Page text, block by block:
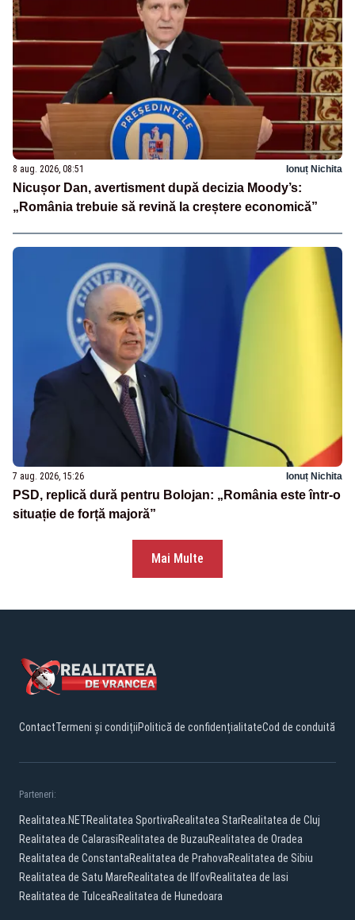
8 aug. 2026, 08:51 Ionuț Nichita
Nicușor Dan, avertisment după decizia Moody’s:
„România trebuie să revină la creștere economică”
7 aug. 2026, 15:26 Ionuț Nichita
PSD, replică dură pentru Bolojan: „România este într-o
situație de forță majoră”
Mai Multe
ContactTermeni și condițiiPolitică de confidențialitateCod de conduită
Parteneri:
Realitatea.NETRealitatea SportivaRealitatea StarRealitatea de Cluj
Realitatea de CalarasiRealitatea de BuzauRealitatea de Oradea
Realitatea de ConstantaRealitatea de PrahovaRealitatea de Sibiu
Realitatea de Satu MareRealitatea de IlfovRealitatea de Iasi
Realitatea de TulceaRealitatea de Hunedoara